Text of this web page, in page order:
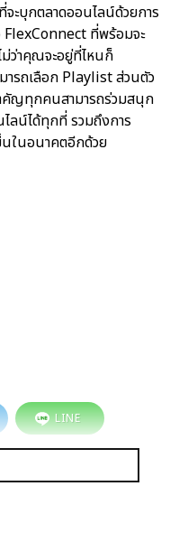
ะบุกตลาดออนไลน์ด้วยการ
FlexConnect ที่พร้อมจะ
ว่าคุณจะอยู่ที่ไหนก็
ารถเลือก Playlist ส่วนตัว
คัญทุกคนสามารถร่วมสนุก
ลน์ได้ทุกที่ รวมถึงการ
ในอนาคตอีกด้วย
LINE